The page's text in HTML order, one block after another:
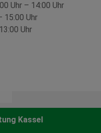
Uhr – 14:00 Uhr
15:00 Uhr
Uhr
Kassel